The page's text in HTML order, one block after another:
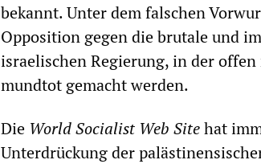
bekannt. Unter dem falschen
Opposition gegen die brutale und
israelischen Regierung, in der
mundtot gemacht werden.
Die World Socialist Web Sitehat
Unterdrückung der